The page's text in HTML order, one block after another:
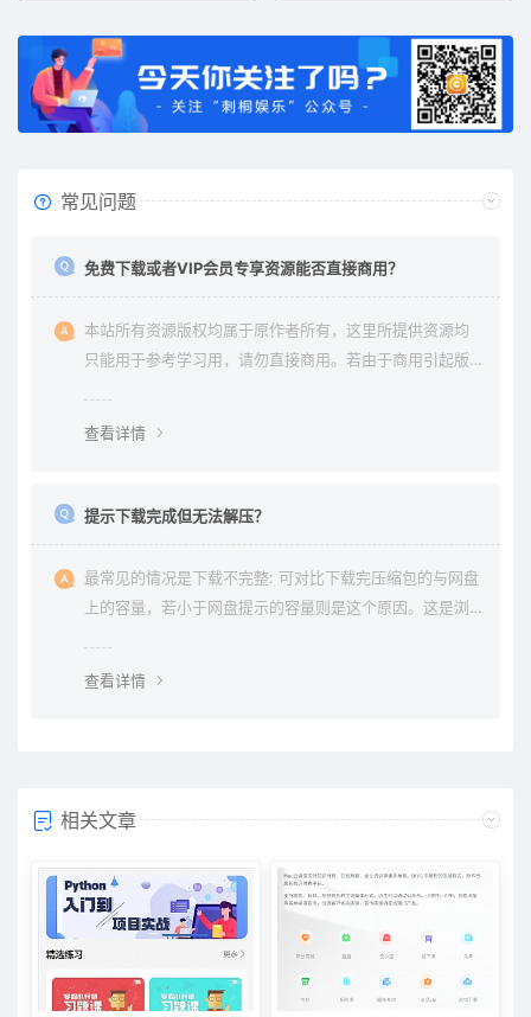
常见问题
免费下载或者VIP会员专享资源能否直接商用？
本站所有资源版权均属于原作者所有，这里所提供资源均
只能用于参考学习用，请勿直接商用。若由于商用引起版
查看详情
提示下载完成但无法解压？
最常见的情况是下载不完整: 可对比下载完压缩包的与网盘
上的容量，若小于网盘提示的容量则是这个原因。这是浏
查看详情
相关文章